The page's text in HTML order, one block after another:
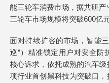
能三轮车消费市场，据共研
三轮车市场规模将突破600亿
面对持续扩容的市场，智能
巡”）精准锁定用户对安全防
核心诉求，依托成熟的汽车
项行业首创黑科技为突破口